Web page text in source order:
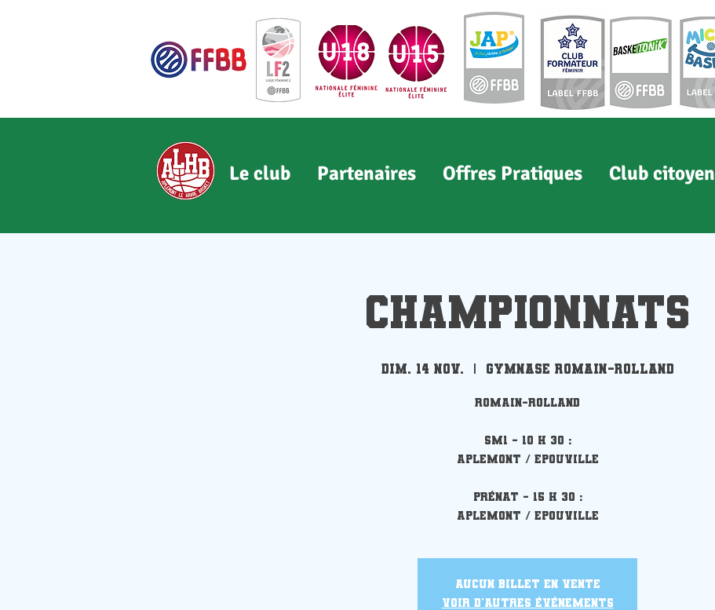
Le club Partenaires Offres Pratiques Club citoyen
Championnats
dim. 14 nov. Gymnase Romain-Rolland
Romain-Rolland
SM1 - 10 h 30 :
Aplemont / Epouville
Prénat - 15 h 30 :
Aplemont / Epouville
Aucun billet en vente
Voir d'autres événements